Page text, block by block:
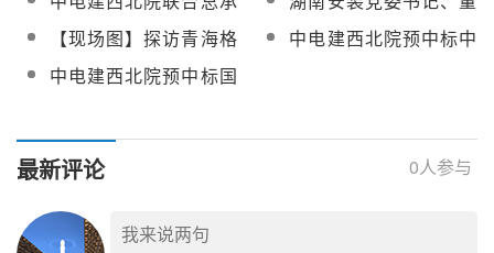
备电伴热采购
概算定额
目标
包！三峡能源青豫直流
100MW光热工程倒送电
一次成功
事长成立强受邀出席阿
克塞项目全容量并网发
【现场图】探访青海格
尔木世界首个风光热储
多能互补项目
中电建西北院预中标中
中电建西北院预中标国
目可研及勘察设计服务
最新评论 0人参与